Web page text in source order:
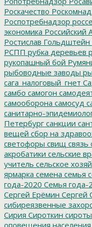
Роскачество
Роспотребнадзор
экономика Российский
Ростислав Гольдштейн
РСПП рубка деревьев
рукопашный бой
рыбоводные заводы
сага_налоговый_гнет
самбо самогон
самооборона самосуд
санитарно-
Петербург санкции
вещей сбор на
светофоры свищ связь
акробатики сельские
учитель сельское
ярмарка семена семья
года-2020 Семья года-
Сергей Ерёмин Сергей
сибиреязвенные
Сирия Сироткин сироты
оповещения населения